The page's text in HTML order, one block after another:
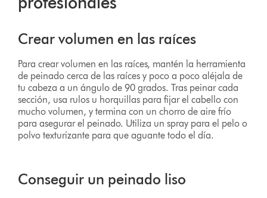
Crear volumen en las raíces
Para crear volumen en las raíces, mantén la herramienta
de peinado cerca de las raíces y poco a poco aléjala de
tu cabeza a un ángulo de 90 grados. Tras peinar cada
sección, usa rulos u horquillas para fijar el cabello con
mucho volumen, y termina con un chorro de aire frío
para asegurar el peinado. Utiliza un spray para el pelo o
polvo texturizante para que aguante todo el día.
Conseguir un peinado liso